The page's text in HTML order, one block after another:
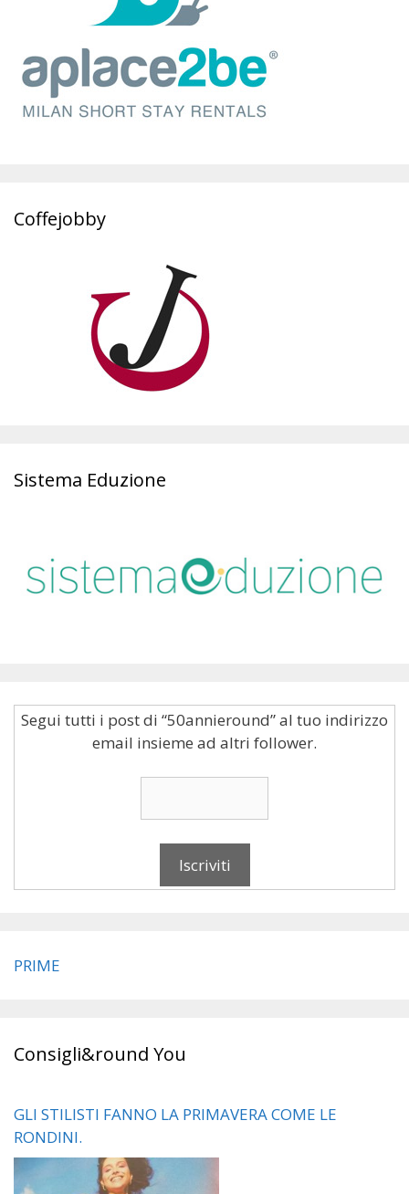
Coffejobby
Sistema Eduzione
Segui tutti i post di “50annieround” al tuo indirizzo
email insieme ad altri follower.
PRIME
Consigli&round You
GLI STILISTI FANNO LA PRIMAVERA COME LE
RONDINI.